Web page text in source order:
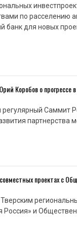
по расселению
для новых
Коробов о прогрессе
регулярный Саммит
партнерства
проектах с
и